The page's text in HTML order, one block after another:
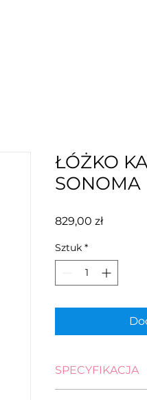
ŁÓŻKO
SONOMA
829,00 złCena
Sztuk *
SPECYFIKACJA